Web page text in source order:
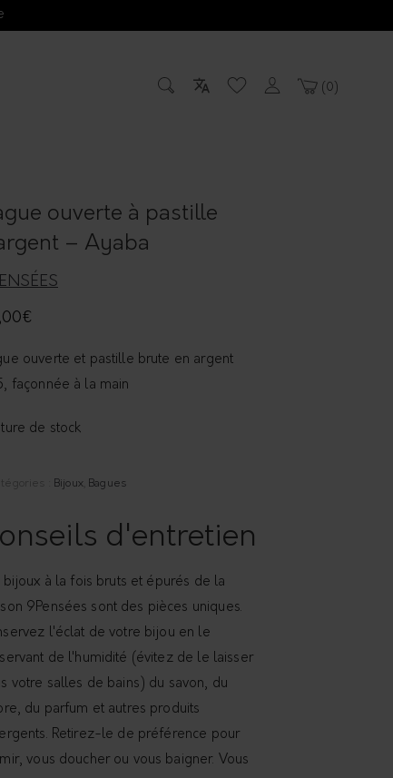
0
ouverte à pastille
– Ayaba
€
ouverte et pastille brute en argent
façonnée à la main
de stock
Bijoux, Bagues
d'entretien
bijoux à la fois bruts et épurés de la
9Pensées sont des pièces uniques.
l'éclat de votre bijou en le
de l'humidité (évitez de le laisser
votre salles de bains) du savon, du
du parfum et autres produits
Retirez-le de préférence pour
vous doucher ou vous baigner. Vous